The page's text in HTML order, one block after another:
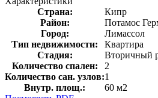
Страна:
Кипр
Район:
Потамос
Город:
Лимассол
Тип недвижимости:
Квартира
Стадия:
Вторичный
Количество спален:
2
Количество сан. узлов:1
Внутр. площ.:
60 м2